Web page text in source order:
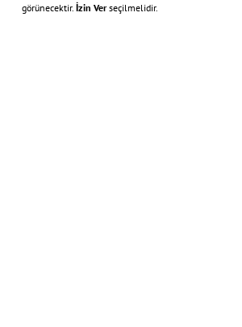
görünecektir. İzin Verseçilmelidir.